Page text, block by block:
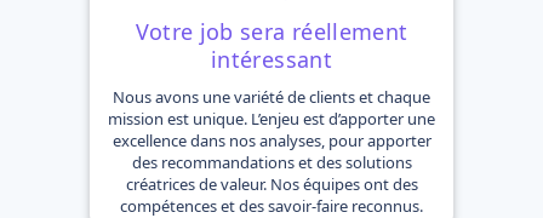
Votre job sera réellement
intéressant
Nous avons une variété de clients et chaque
mission est unique. L’enjeu est d’apporter une
excellence dans nos analyses, pour apporter
des recommandations et des solutions
créatrices de valeur. Nos équipes ont des
compétences et des savoir-faire reconnus.